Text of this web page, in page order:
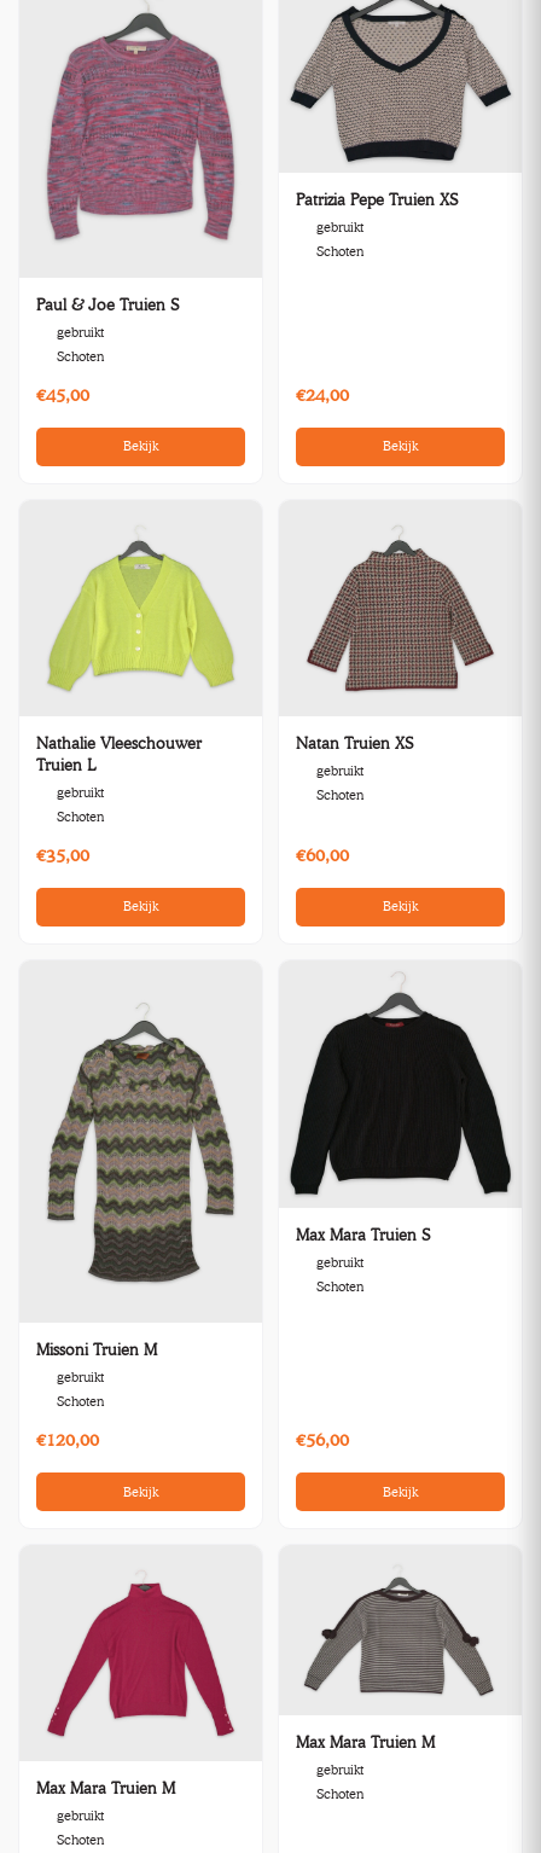
Paul & Joe Truien S
gebruikt
Schoten
€45,00
Bekijk
Patrizia Pepe Truien XS
gebruikt
Schoten
€24,00
Bekijk
Nathalie Vleeschouwer
Truien L
gebruikt
Schoten
€35,00
Bekijk
Natan Truien XS
gebruikt
Schoten
€60,00
Bekijk
Missoni Truien M
gebruikt
Schoten
€120,00
Bekijk
Max Mara Truien S
gebruikt
Schoten
€56,00
Bekijk
Max Mara Truien M
gebruikt
Schoten
Max Mara Truien M
gebruikt
Schoten